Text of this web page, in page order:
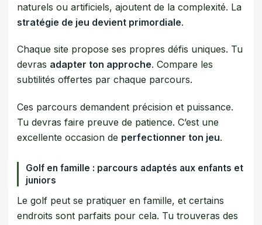
naturels ou artificiels, ajoutent de la complexité. La
stratégie de jeu devient primordiale.
Chaque site propose ses propres défis uniques. Tu
devras adapter ton approche. Compare les
subtilités offertes par chaque parcours.
Ces parcours demandent précision et puissance.
Tu devras faire preuve de patience. C’est une
excellente occasion de perfectionner ton jeu.
Golf en famille : parcours adaptés aux enfants et
juniors
Le golf peut se pratiquer en famille, et certains
endroits sont parfaits pour cela. Tu trouveras des